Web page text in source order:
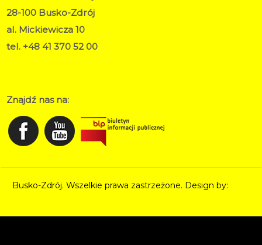
28-100 Busko-Zdrój
al. Mickiewicza 10
tel. +48 41 370 52 00
Znajdź nas na:
Busko-Zdrój. Wszelkie prawa zastrzeżone. Design by: